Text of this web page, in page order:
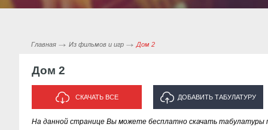
Главная Из фильмов и игр Дом 2
Дом 2
СКАЧАТЬ ВСЕ ДОБАВИТЬ ТАБУЛАТУРУ
ИСПОЛНИТЕЛЯ "ДОМ 2"
На данной странице Вы можете бесплатно скачать табулатуры